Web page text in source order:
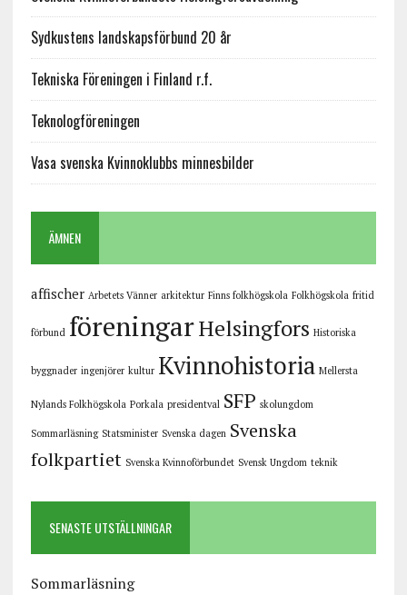
Sydkustens landskapsförbund 20 år
Tekniska Föreningen i Finland r.f.
Teknologföreningen
Vasa svenska Kvinnoklubbs minnesbilder
ÄMNEN
affischer Arbetets Vänner arkitektur Finns folkhögskola Folkhögskola fritid
förbund föreningarHelsingfors Historiska
byggnader ingenjörer kultur Kvinnohistoria Mellersta
Nylands Folkhögskola Porkala presidentval SFP skolungdom
Sommarläsning Statsminister Svenska dagen Svenska
folkpartiet Svenska Kvinnoförbundet Svensk Ungdom teknik
SENASTE UTSTÄLLNINGAR
Sommarläsning